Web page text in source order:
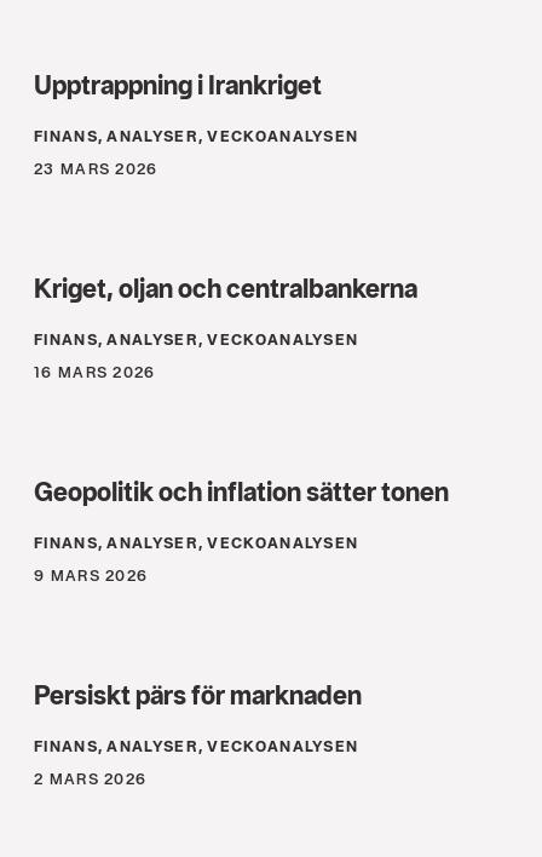
Upptrappning i Irankriget
FINANS, ANALYSER, VECKOANALYSEN
23 MARS 2026
Kriget, oljan och centralbankerna
FINANS, ANALYSER, VECKOANALYSEN
16 MARS 2026
Geopolitik och inflation sätter tonen
FINANS, ANALYSER, VECKOANALYSEN
9 MARS 2026
Persiskt pärs för marknaden
FINANS, ANALYSER, VECKOANALYSEN
2 MARS 2026